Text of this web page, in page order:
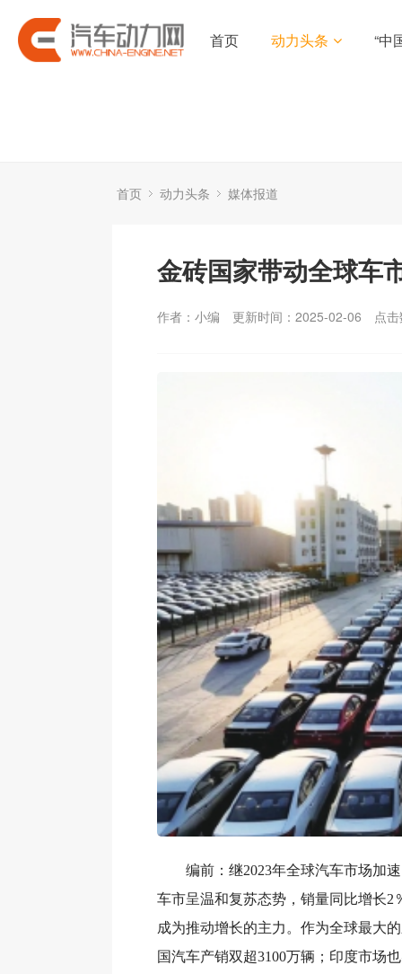
首页 动力头条 “中
首页 动力头条 媒体报道
金砖国家带动全球车
作者：小编 更新时间：2025-02-06 点
编前：继2023年全球汽车市场加
车市呈温和复苏态势，销量同比增长2
成为推动增长的主力。作为全球最大
国汽车产销双超3100万辆；印度市场